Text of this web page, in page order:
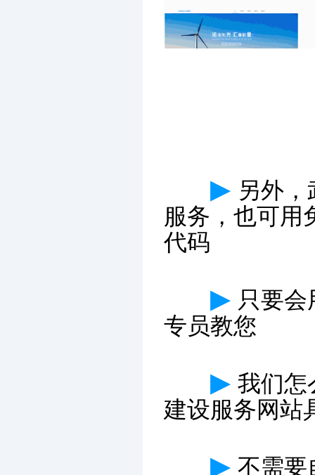
▶ 另外
服务，也可用
代码
▶ 只要
专员教您
▶ 我们怎
建设服务网站
▶ 不需要